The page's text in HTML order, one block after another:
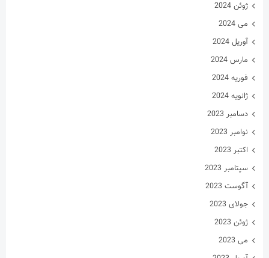
سپتامبر 2023
آگوست 2023
جولای 2023
ژوئن 2023
می 2023
آوریل 2023
مارس 2023
فوریه 2023
ژانویه 2023
دسامبر 2022
نوامبر 2022
اکتبر 2022
سپتامبر 2022
آگوست 2022